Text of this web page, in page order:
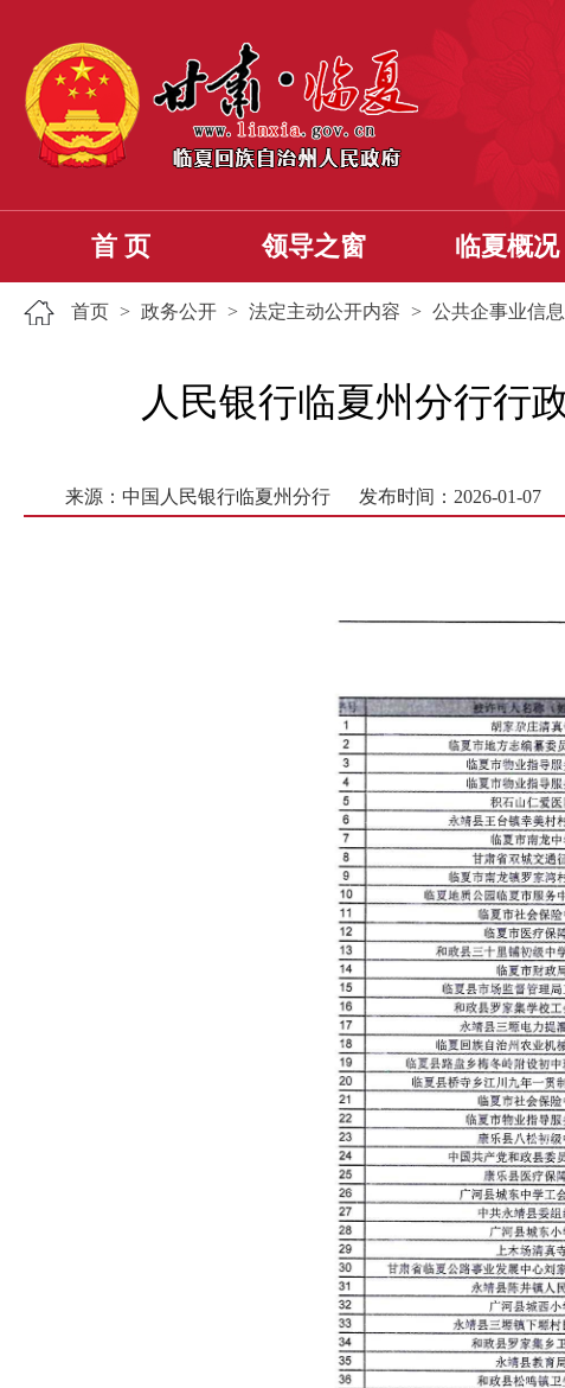
首 页 领导之窗 临夏概况
首页 > 政务公开 > 法定主动公开内容 > 公共企事业信
人民银行临夏州分行行
来源：中国人民银行临夏州分行 发布时间：2026-01-07